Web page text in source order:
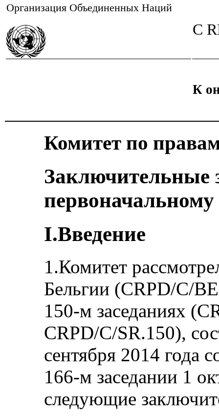
Организация Объединенных Наций
C
К
Комитет по
Заключительные
I.Введение
1.Комитет
Бельгии (CRPD/C/
150-м заседаниях
CRPD/C/SR.150),
сентября 2014 года
166-м заседании 1
следующие